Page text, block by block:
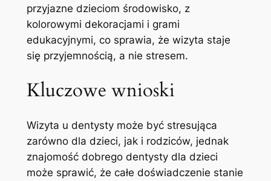
przyjazne dzieciom środowisko, z
kolorowymi dekoracjami i grami
edukacyjnymi, co sprawia, że wizyta staje
się przyjemnością, a nie stresem.
Kluczowe wnioski
Wizyta u dentysty może być stresująca
zarówno dla dzieci, jak i rodziców, jednak
znajomość dobrego dentysty dla dzieci
może sprawić, że całe doświadczenie stanie